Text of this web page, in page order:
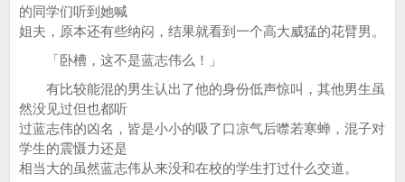
的同学们听到她喊
姐夫，原本还有些纳闷，结果就看到一个高大威猛的花臂男。
「卧槽，这不是蓝志伟么！」
有比较能混的男生认出了他的身份低声惊叫，其他男生虽
然没见过但也都听
过蓝志伟的凶名，皆是小小的吸了口凉气后噤若寒蝉，混子对
学生的震慑力还是
相当大的虽然蓝志伟从来没和在校的学生打过什么交道。